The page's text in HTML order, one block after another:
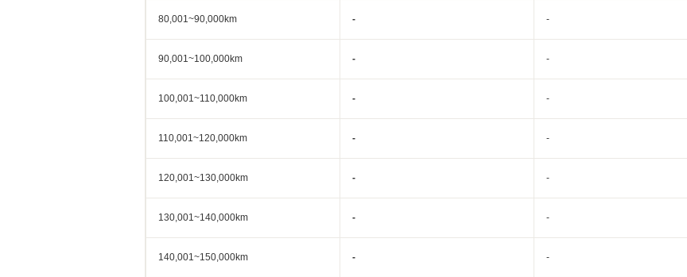
80,001~90,000km - -
90,001~100,000km - -
100,001~110,000km - -
110,001~120,000km - -
120,001~130,000km - -
130,001~140,000km - -
140,001~150,000km - -